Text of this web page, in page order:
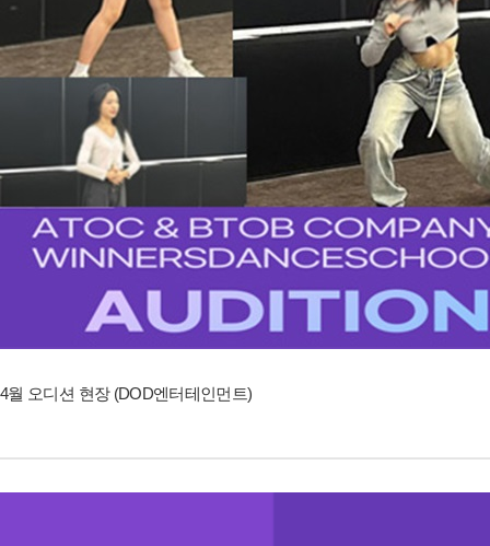
4월 오디션 현장 (DOD엔터테인먼트)